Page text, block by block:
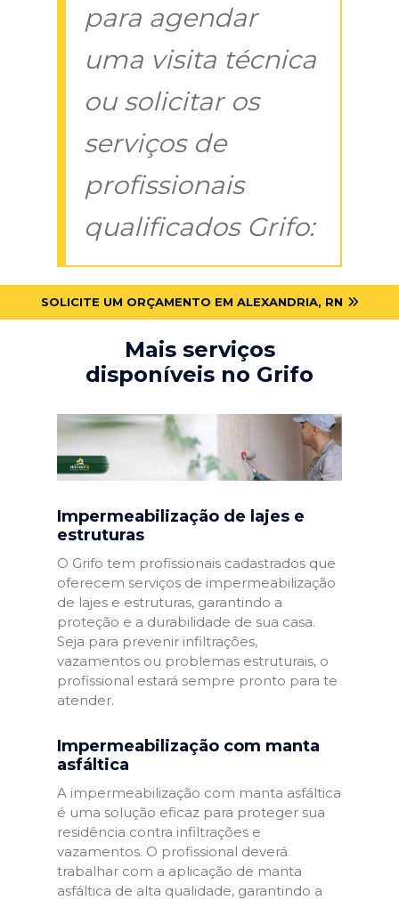
para agendar
uma visita técnica
ou solicitar os
serviços de
profissionais
qualificados Grifo:
SOLICITE UM ORÇAMENTO EM ALEXANDRIA, RN
Mais serviços
disponíveis no Grifo
Impermeabilização de lajes e
estruturas
O Grifo tem profissionais cadastrados que
oferecem serviços de impermeabilização
de lajes e estruturas, garantindo a
proteção e a durabilidade de sua casa.
Seja para prevenir infiltrações,
vazamentos ou problemas estruturais, o
profissional estará sempre pronto para te
atender.
Impermeabilização com manta
asfáltica
A impermeabilização com manta asfáltica
é uma solução eficaz para proteger sua
residência contra infiltrações e
vazamentos. O profissional deverá
trabalhar com a aplicação de manta
asfáltica de alta qualidade, garantindo a